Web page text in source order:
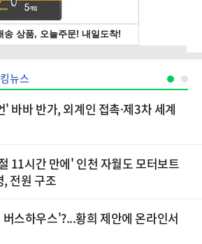
뉴스
바바 반가, 외계인 접촉·제3차 세계
11시간 만에' 인천 자월도 모터보트
, 전원 구조
스하우스'?...황희 제안에 온라인서